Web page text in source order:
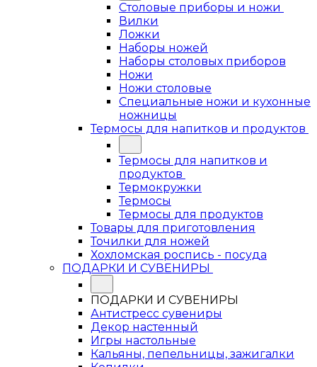
Столовые приборы и ножи
Вилки
Ложки
Наборы ножей
Наборы столовых приборов
Ножи
Ножи столовые
Специальные ножи и кухонные
ножницы
Термосы для напитков и продуктов
Термосы для напитков и
продуктов
Термокружки
Термосы
Термосы для продуктов
Товары для приготовления
Точилки для ножей
Хохломская роспись - посуда
ПОДАРКИ И СУВЕНИРЫ
ПОДАРКИ И СУВЕНИРЫ
Антистресс сувениры
Декор настенный
Игры настольные
Кальяны, пепельницы, зажигалки